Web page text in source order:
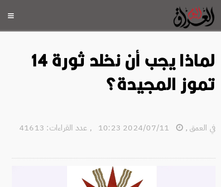
لماذا يجب أن نخلد ثورة 14
تموز المجيدة؟
في العمق,
, عدد القراءات: 41613